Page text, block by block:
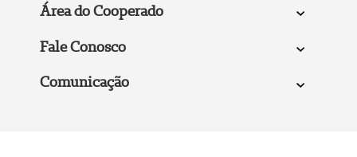
Área do Cooperado
Fale Conosco
Comunicação